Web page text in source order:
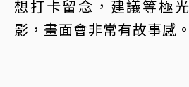
想打卡留念，建議等極
影，畫面會非常有故事感。